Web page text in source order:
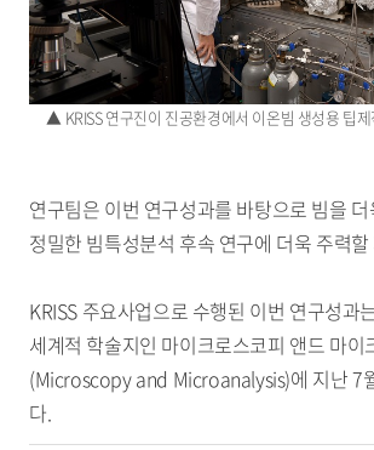
▲ KRISS 연구진이 진공환경에서 이온빔 생성용 팁
연구팀은 이번 연구성과를 바탕으로 빔을
정밀한 빔특성분석 후속 연구에 더욱 주력
KRISS 주요사업으로 수행된 이번 연구성과
세계적 학술지인 마이크로스코피 앤드 마이
(Microscopy and Microanalysis)에 지난 7
다.